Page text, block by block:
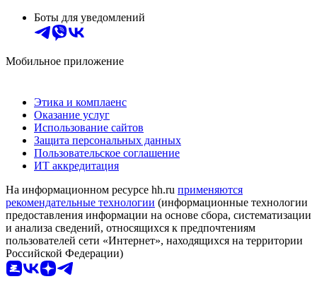
Боты для уведомлений
Мобильное приложение
Этика и комплаенс
Оказание услуг
Использование сайтов
Защита персональных данных
Пользовательское соглашение
ИТ аккредитация
На информационном ресурсе hh.ru применяются
рекомендательные технологии (информационные технологии
предоставления информации на основе сбора, систематизации
и анализа сведений, относящихся к предпочтениям
пользователей сети «Интернет», находящихся на территории
Российской Федерации)